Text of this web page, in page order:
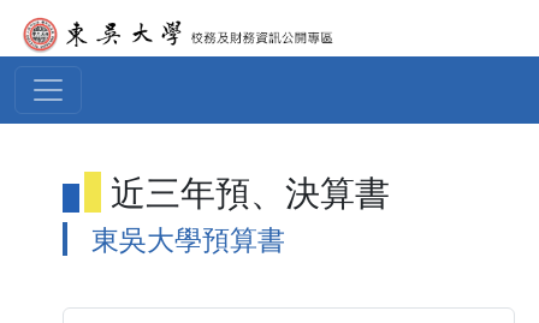
移至主內容
近三年預、決算書
東吳大學預算書